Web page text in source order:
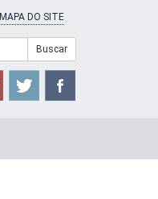
MAPA DO SITE
Buscar